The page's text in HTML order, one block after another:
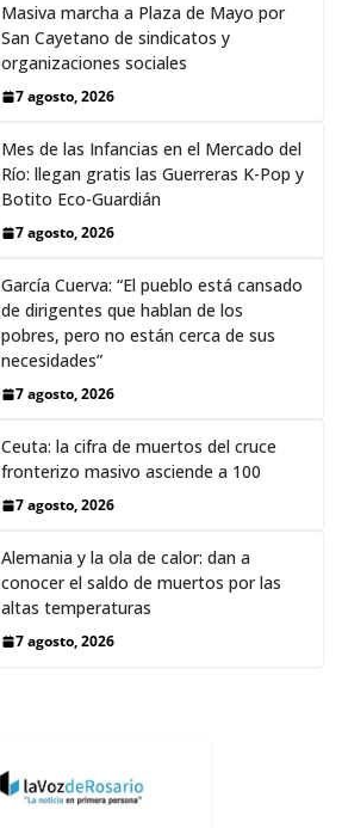
Masiva marcha a Plaza de Mayo por
San Cayetano de sindicatos y
organizaciones sociales
7 agosto, 2026
Mes de las Infancias en el Mercado del
Río: llegan gratis las Guerreras K-Pop y
Botito Eco-Guardián
7 agosto, 2026
García Cuerva: “El pueblo está cansado
de dirigentes que hablan de los
pobres, pero no están cerca de sus
necesidades”
7 agosto, 2026
Ceuta: la cifra de muertos del cruce
fronterizo masivo asciende a 100
7 agosto, 2026
Alemania y la ola de calor: dan a
conocer el saldo de muertos por las
altas temperaturas
7 agosto, 2026